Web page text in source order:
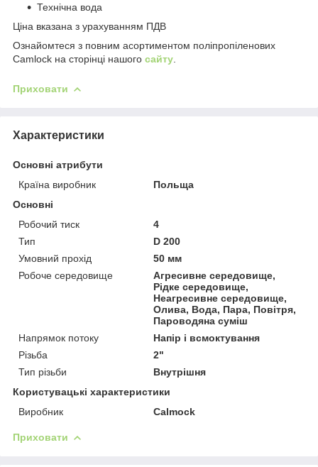
Технічна вода
Ціна вказана з урахуванням ПДВ
Ознайомтеся з повним асортиментом поліпропіленових
Camlock на сторінці нашого сайту
Приховати
Характеристики
Основні атрибути
Країна виробник
Польща
Основні
Робочий тиск
4
Тип
D 200
Умовний прохід
50 мм
Робоче середовище
Агресивне середовище,
Рідке середовище,
Неагресивне середовище,
Олива, Вода, Пара, Повітря,
Пароводяна суміш
Напрямок потоку
Напір і всмоктування
Різьба
2"
Тип різьби
Внутрішня
Користувацькі характеристики
Виробник
Calmock
Приховати